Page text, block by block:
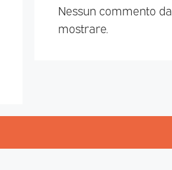
Nessun commento da
mostrare.